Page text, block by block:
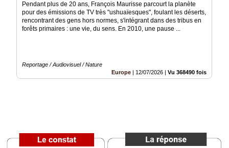
Vidéos
Médias
Prémium
Pendant plus de 20 ans, François Maurisse parcourt la planète
pour des émissions de TV très "ushuaïesques", foulant les déserts,
rencontrant des gens hors normes, s'intégrant dans des tribus en
forêts primaires : une vie, du sens. En 2010, une pause ...
Reportage / Audiovisuel / Nature
Europe
12/07/2026 Vu 368490 fois